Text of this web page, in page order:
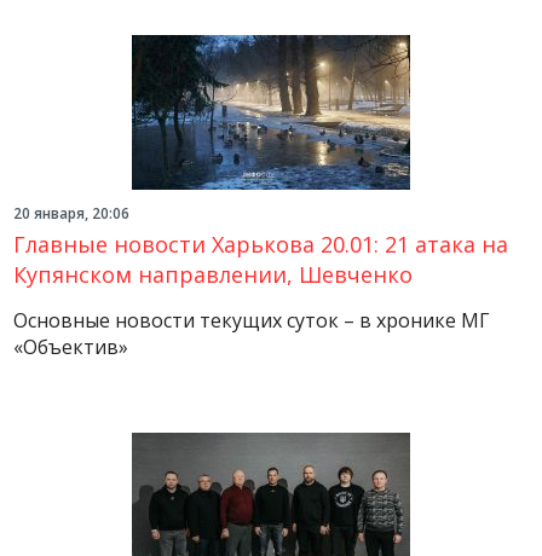
20 января, 20:06
Главные новости Харькова 20.01: 21 атака на
Купянском направлении, Шевченко
Основные новости текущих суток – в хронике МГ
«Объектив»